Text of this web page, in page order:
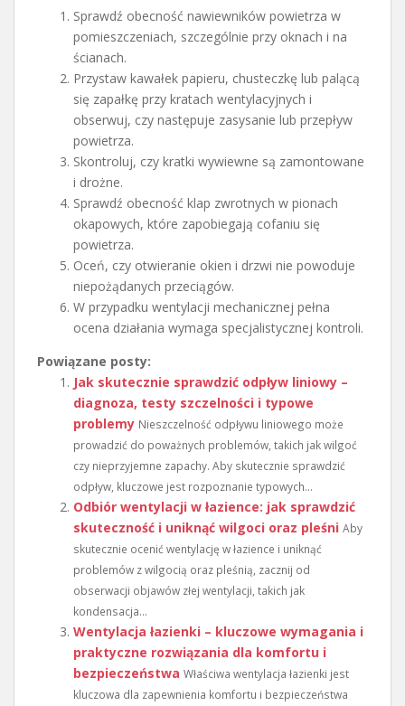
Sprawdź obecność nawiewników powietrza w
pomieszczeniach, szczególnie przy oknach i na
ścianach.
Przystaw kawałek papieru, chusteczkę lub palącą
się zapałkę przy kratach wentylacyjnych i
obserwuj, czy następuje zasysanie lub przepływ
powietrza.
Skontroluj, czy kratki wywiewne są zamontowane
i drożne.
Sprawdź obecność klap zwrotnych w pionach
okapowych, które zapobiegają cofaniu się
powietrza.
Oceń, czy otwieranie okien i drzwi nie powoduje
niepożądanych przeciągów.
W przypadku wentylacji mechanicznej pełna
ocena działania wymaga specjalistycznej kontroli.
Powiązane posty:
Jak skutecznie sprawdzić odpływ liniowy –
diagnoza, testy szczelności i typowe
problemy Nieszczelność odpływu liniowego może
prowadzić do poważnych problemów, takich jak wilgoć
czy nieprzyjemne zapachy. Aby skutecznie sprawdzić
odpływ, kluczowe jest rozpoznanie typowych...
Odbiór wentylacji w łazience: jak sprawdzić
skuteczność i uniknąć wilgoci oraz pleśni Aby
skutecznie ocenić wentylację w łazience i uniknąć
problemów z wilgocią oraz pleśnią, zacznij od
obserwacji objawów złej wentylacji, takich jak
kondensacja...
Wentylacja łazienki – kluczowe wymagania i
praktyczne rozwiązania dla komfortu i
bezpieczeństwa Właściwa wentylacja łazienki jest
kluczowa dla zapewnienia komfortu i bezpieczeństwa